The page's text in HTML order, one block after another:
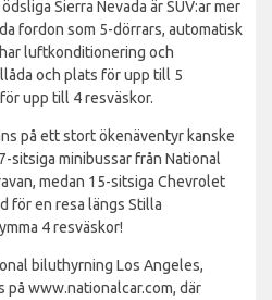
Sierra Nevada är SUV:ar mer
fordon som 5-dörrars, automatisk
luftkonditionering och
och plats för upp till 5
upp till 4 resväskor.
på ett stort ökenäventyr kanske
sitsiga minibussar från National
medan 15-sitsiga Chevrolet
för en resa längs Stilla
4 resväskor!
biluthyrning Los Angeles,
www.nationalcar.com, där